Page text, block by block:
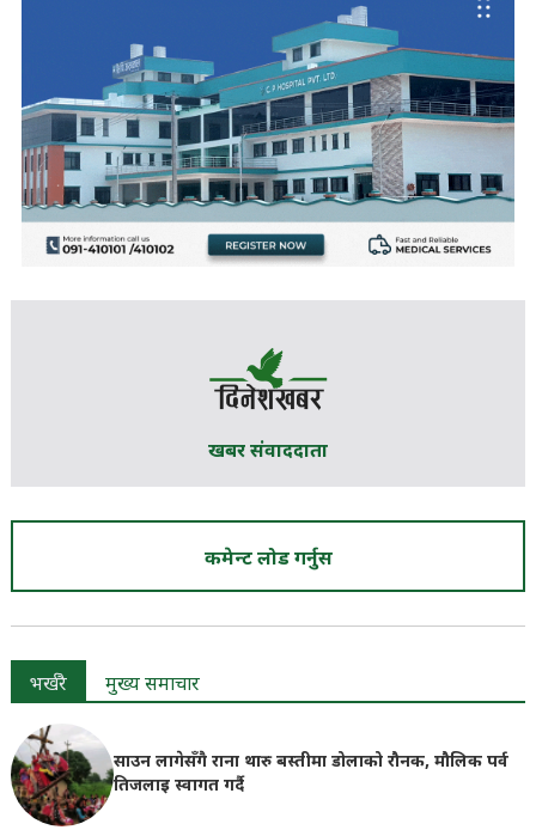
खबर संवाददाता
कमेन्ट लोड गर्नुस
भर्खरै मुख्य समाचार
साउन लागेसँगै राना थारु बस्तीमा डोलाको रौनक, मौलिक पर्व
तिजलाइ स्वागत गर्दै